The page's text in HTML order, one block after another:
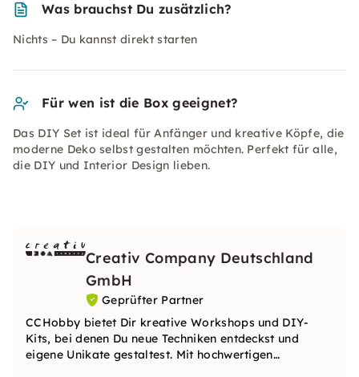
Was brauchst Du zusätzlich?
Nichts – Du kannst direkt starten
Für wen ist die Box geeignet?
Das DIY Set ist ideal für Anfänger und kreative Köpfe, die
moderne Deko selbst gestalten möchten. Perfekt für alle,
die DIY und Interior Design lieben.
Creativ Company Deutschland
GmbH
Geprüfter Partner
CCHobby bietet Dir kreative Workshops und DIY-
Kits, bei denen Du neue Techniken entdeckst und
eigene Unikate gestaltest. Mit hochwertigen